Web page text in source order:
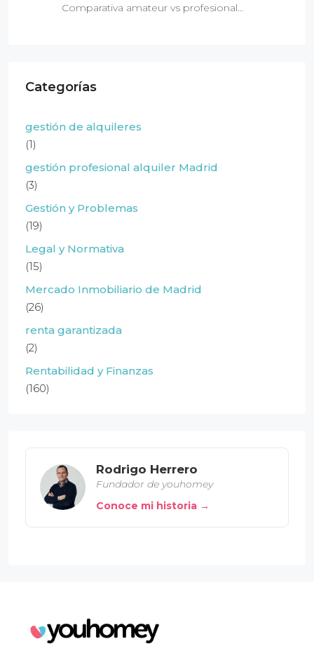
Comparativa amateur vs profesional…
Categorías
gestión de alquileres
(1)
gestión profesional alquiler Madrid
(3)
Gestión y Problemas
(19)
Legal y Normativa
(15)
Mercado Inmobiliario de Madrid
(26)
renta garantizada
(2)
Rentabilidad y Finanzas
(160)
Rodrigo Herrero
Fundador de youhomey
Conoce mi historia →